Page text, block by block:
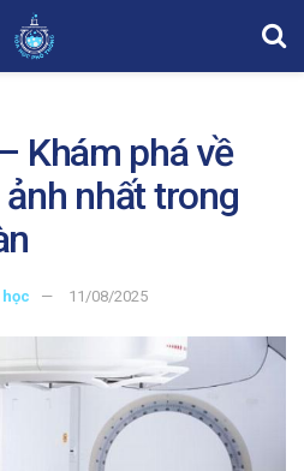
Khám phá về
nhất trong
11/08/2025